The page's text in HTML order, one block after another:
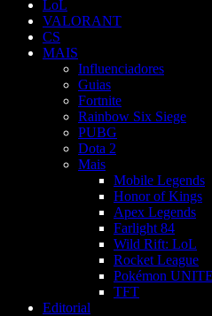
LoL
VALORANT
CS
MAIS
Influenciadores
Guias
Fortnite
Rainbow Six Siege
PUBG
Dota 2
Mais
Mobile Legends
Honor of Kings
Apex Legends
Farlight 84
Wild Rift: LoL
Rocket League
Pokémon UNITE
TFT
Editorial